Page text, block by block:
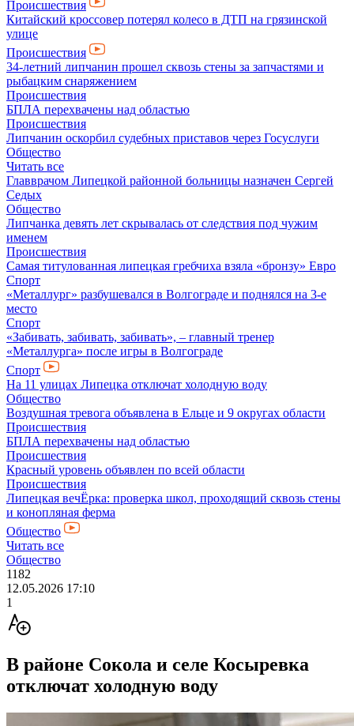
Происшествия
Китайский кроссовер потерял колесо в ДТП на грязинской
улице
Происшествия
34-летний липчанин прошел сквозь стены за запчастями и
рыбацким снаряжением
Происшествия
БПЛА перехвачены над областью
Происшествия
Липчанин оскорбил судебных приставов через Госуслуги
Общество
Читать все
Главврачом Липецкой районной больницы назначен Сергей
Седых
Общество
Липчанка девять лет скрывалась от следствия под чужим
именем
Происшествия
Самая титулованная липецкая гребчиха взяла «бронзу» Евро
Спорт
«Металлург» разбушевался в Волгограде и поднялся на 3-е
место
Спорт
«Забивать, забивать, забивать», – главный тренер
«Металлурга» после игры в Волгограде
Спорт
На 11 улицах Липецка отключат холодную воду
Общество
Воздушная тревога объявлена в Ельце и 9 округах области
Происшествия
БПЛА перехвачены над областью
Происшествия
Красный уровень объявлен по всей области
Происшествия
Липецкая вечЁрка: проверка школ, проходящий сквозь стены
и конопляная ферма
Общество
Читать все
Общество
1182
12.05.2026 17:10
1
В районе Сокола и селе Косыревка
отключат холодную воду